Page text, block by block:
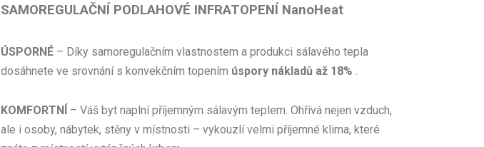
SAMOREGULAČNÍ PODLAHOVÉ INFRATOPENÍ NanoHeat
ÚSPORNÉ – Díky samoregulačním vlastnostem a produkci sálavého tepla
dosáhnete ve srovnání s konvekčním topením úspory nákladů až 18%
KOMFORTNÍ – Váš byt naplní příjemným sálavým teplem. Ohřívá nejen vzduch,
ale i osoby, nábytek, stěny v místnosti – vykouzlí velmi příjemné klima, které